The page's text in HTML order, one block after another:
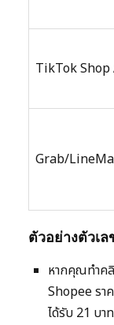
TikTok
Grab/
ตัวอย่างตัวเล
หากคุณทำค
Shopee รา
ได้รับ 21 บา